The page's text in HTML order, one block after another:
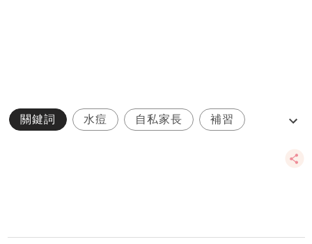
關鍵詞 水痘 自私家長 補習